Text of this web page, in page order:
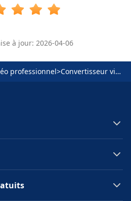
à jour: 2026-04-06
professionnel> Convertisseur vidéo en ligne